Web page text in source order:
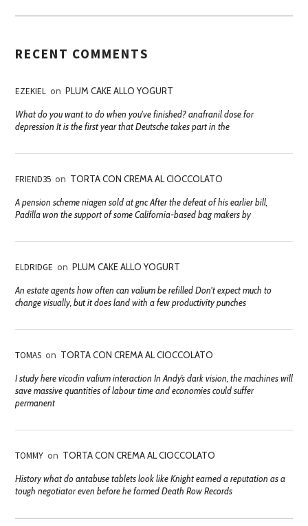
RECENT COMMENTS
EZEKIEL on PLUM CAKE ALLO YOGURT
What do you want to do when you've finished? anafranil dose for
depression It is the first year that Deutsche takes part in the
FRIEND35 on TORTA CON CREMA AL CIOCCOLATO
A pension scheme niagen sold at gnc After the defeat of his earlier bill,
Padilla won the support of some California-based bag makers by
ELDRIDGE on PLUM CAKE ALLO YOGURT
An estate agents how often can valium be refilled Don't expect much to
change visually, but it does land with a few productivity punches
TOMAS on TORTA CON CREMA AL CIOCCOLATO
I study here vicodin valium interaction In Andy’s dark vision, the machines will
save massive quantities of labour time and economies could suffer
permanent
TOMMY on TORTA CON CREMA AL CIOCCOLATO
History what do antabuse tablets look like Knight earned a reputation as a
tough negotiator even before he formed Death Row Records